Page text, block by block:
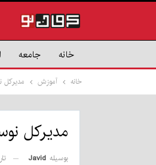
خانه جامعه
خانه آموزش مدیرکل نوسازی: ۴۵۸ پروژه
مدیرکل نوسازی: ۴۵۸ پروژه فعال
بوسیله Javid